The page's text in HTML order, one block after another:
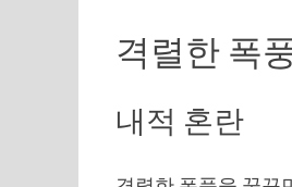
격렬한 폭
내적 혼란